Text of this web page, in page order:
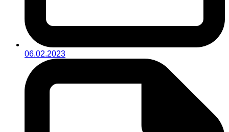
06.02.2023